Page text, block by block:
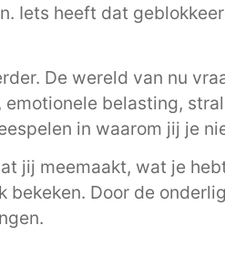
Iets heeft dat
De wereld van nu
belasting,
in waarom jij je
jij meemaakt, wat je
bekeken. Door de